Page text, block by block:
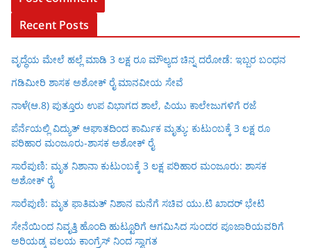
Recent Posts
ವೃದ್ಧೆಯ ಮೇಲೆ ಹಲ್ಲೆ ಮಾಡಿ 3 ಲಕ್ಷ ರೂ ಮೌಲ್ಯದ ಚಿನ್ನ ದರೋಡೆ: ಇಬ್ಬರ ಬಂಧನ
ಗಡಿಮೀರಿ ಶಾಸಕ ಅಶೋಕ್ ರೈ ಮಾನವೀಯ ಸೇವೆ
ನಾಳೆ(ಆ.8) ಪುತ್ತೂರು ಉಪ ವಿಭಾಗದ ಶಾಲೆ, ಪಿಯು ಕಾಲೇಜುಗಳಿಗೆ ರಜೆ
ಪೆರ್ನೆಯಲ್ಲಿ ವಿದ್ಯುತ್ ಆಘಾತದಿಂದ ಕಾರ್ಮಿಕ ಮೃತ್ಯು: ಕುಟುಂಬಕ್ಕೆ 3 ಲಕ್ಷ ರೂ
ಪರಿಹಾರ ಮಂಜೂರು-ಶಾಸಕ ಅಶೋಕ್ ರೈ
ಸಾರೆಪುಣಿ: ಮೃತ ನಿಶಾನಾ ಕುಟುಂಬಕ್ಕೆ 3 ಲಕ್ಷ ಪರಿಹಾರ ಮಂಜೂರು: ಶಾಸಕ
ಅಶೋಕ್ ರೈ
ಸಾರೆಪುಣಿ: ಮೃತ ಫಾತಿಮತ್ ನಿಶಾನ ಮನೆಗೆ ಸಚಿವ ಯು.ಟಿ ಖಾದರ್ ಭೇಟಿ
ಸೇನೆಯಿಂದ ನಿವೃತ್ತಿ ಹೊಂದಿ ಹುಟ್ಟೂರಿಗೆ ಆಗಮಿಸಿದ ಸುಂದರ ಪೂಜಾರಿಯವರಿಗೆ
ಅರಿಯಡ್ಕ ವಲಯ ಕಾಂಗ್ರೆಸ್ ನಿಂದ ಸ್ವಾಗತ